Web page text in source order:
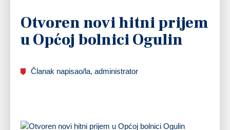
Otvoren novi hitni prijem
u Općoj bolnici Ogulin
Članak napisao/la, administrator